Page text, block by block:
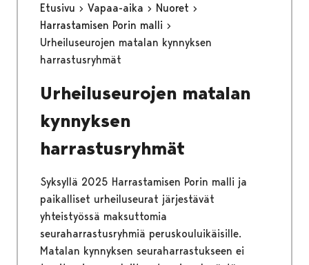
Etusivu Vapaa-aika
Nuoret
Harrastamisen Porin malli
Urheiluseurojen matalan kynnyksen
harrastusryhmät
Urheiluseurojen matalan
kynnyksen
harrastusryhmät
Syksyllä 2025 Harrastamisen Porin malli ja
paikalliset urheiluseurat järjestävät
yhteistyössä maksuttomia
seuraharrastusryhmiä peruskouluikäisille.
Matalan kynnyksen seuraharrastukseen ei